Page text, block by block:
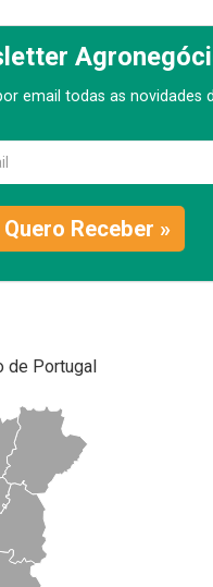
email todas as novidades
Quero Receber »
de Portugal